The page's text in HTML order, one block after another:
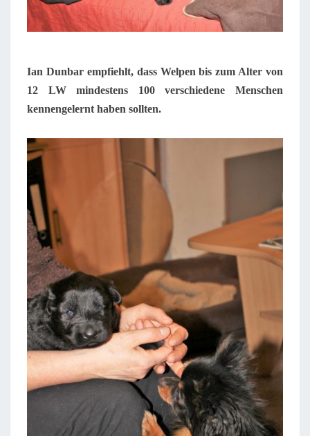
Ian Dunbar empfiehlt, dass Welpen bis zum Alter von
12 LW mindestens 100 verschiedene Menschen
kennengelernt haben sollten.